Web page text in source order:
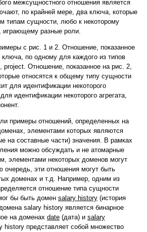
межсущностного отношения является
по крайней мере, два ключа, которые
типам сущности, любо к некоторому
разные роли.
с рис. 1 и 2. Отношение, показанное
по одному для каждого из типов
project. Отношение, показанное на рис. 2,
относятся к общему типу сущности
для идентификации некоторого
идентификации некоторого агрегата,
примеры отношений, определенных на
элементами которых являются
на составные части) значения. В рамках
можно обсуждать и не атомарные
элементами некоторых доменов могут
эти отношения могут быть
доменах и т.д. Например, одним из
отношение типа сущности
бы быть домен salary history (история
salary history является бинарное
на доменах date (дата) и salary
history представляет собой множество